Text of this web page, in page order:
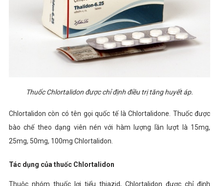
Thuốc Chlortalidon được chỉ định điều trị tăng huyết áp.
Chlortalidon còn có tên gọi quốc tế là Chlortalidone. Thuốc được
bào chế theo dạng viên nén với hàm lượng lần lượt là 15mg,
25mg, 50mg, 100mg Chlortalidon.
Tác dụng của thuốc Chlortalidon
Thuộc nhóm thuốc lợi tiểu thiazid, Chlortalidon được chỉ định